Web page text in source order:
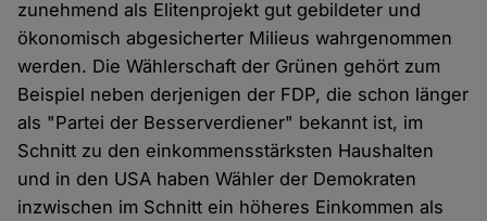
zunehmend als Elitenprojekt gut gebildeter und
ökonomisch abgesicherter Milieus wahrgenommen
werden. Die Wählerschaft der Grünen gehört zum
Beispiel neben derjenigen der FDP, die schon länger
als "Partei der Besserverdiener" bekannt ist, im
Schnitt zu den einkommensstärksten Haushalten
und in den USA haben Wähler der Demokraten
inzwischen im Schnitt ein höheres Einkommen als